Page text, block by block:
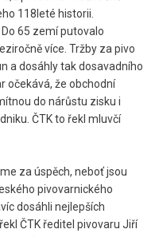
118leté historii.
65 zemí putovalo
více. Tržby za pivo
a dosáhly tak dosavadního
očekává, že obchodní
do nárůstu zisku i
ČTK to řekl mluvčí
za úspěch, neboť jsou
pivovarnického
dosáhli nejlepších
ČTK ředitel pivovaru Jiří